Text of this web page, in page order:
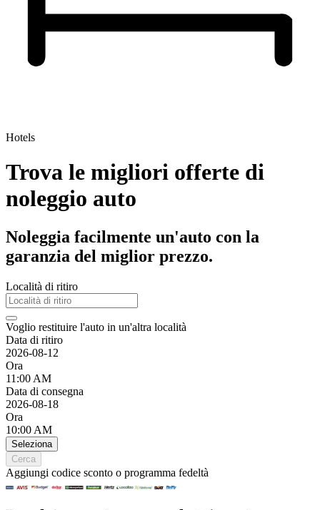
Hotels
Trova le migliori offerte di
noleggio auto
Noleggia facilmente un'auto con la
garanzia del miglior prezzo.
Località di ritiro
Voglio restituire l'auto in un'altra località
Data di ritiro
2026-08-12
Ora
11:00 AM
Data di consegna
2026-08-18
Ora
10:00 AM
Seleziona
Cerca
Aggiungi codice sconto o programma fedeltà